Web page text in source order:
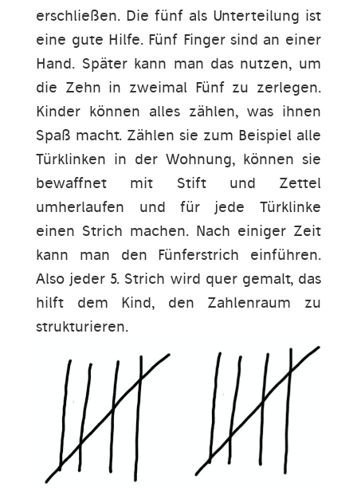
erschließen. Die fünf als Unterteilung ist
eine gute Hilfe. Fünf Finger sind an einer
Hand. Später kann man das nutzen, um
die Zehn in zweimal Fünf zu zerlegen.
Kinder können alles zählen, was ihnen
Spaß macht. Zählen sie zum Beispiel alle
Türklinken in der Wohnung, können sie
bewaffnet mit Stift und Zettel
umherlaufen und für jede Türklinke
einen Strich machen. Nach einiger Zeit
kann man den Fünferstrich einführen.
Also jeder 5. Strich wird quer gemalt, das
hilft dem Kind, den Zahlenraum zu
strukturieren.